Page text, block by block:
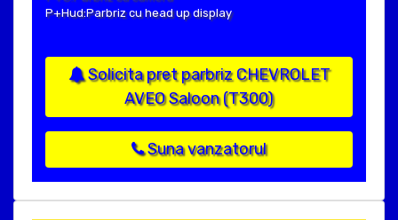
P+Hud:Parbriz cu head up display
Solicita pret parbriz CHEVROLET
AVEO Saloon (T300)
Suna vanzatorul